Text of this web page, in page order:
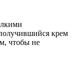
крем
чтобы не